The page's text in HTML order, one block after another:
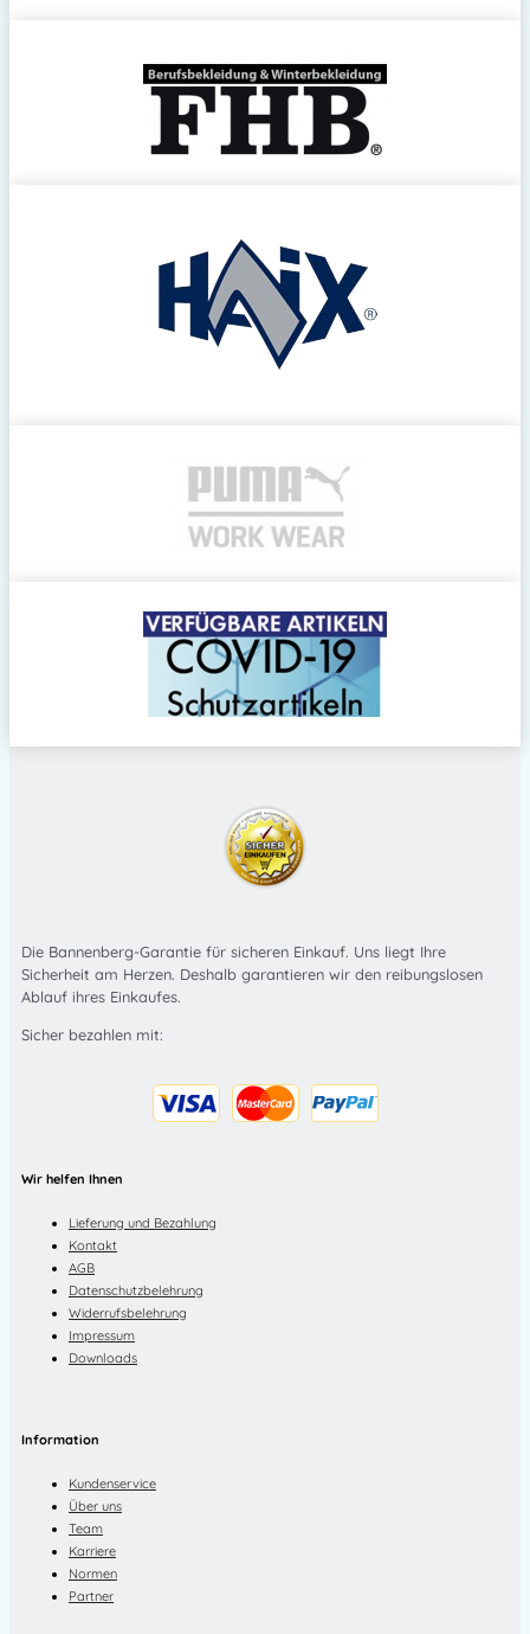
Die Bannenberg-Garantie für sicheren Einkauf. Uns liegt Ihre
Sicherheit am Herzen. Deshalb garantieren wir den reibungslosen
Ablauf ihres Einkaufes.
Sicher bezahlen mit:
Wir helfen Ihnen
Lieferung und Bezahlung
Kontakt
AGB
Datenschutzbelehrung
Widerrufsbelehrung
Impressum
Downloads
Information
Kundenservice
Über uns
Team
Karriere
Normen
Partner